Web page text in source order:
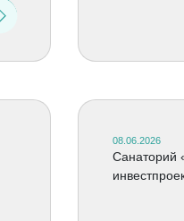
08.06.2026
Санаторий